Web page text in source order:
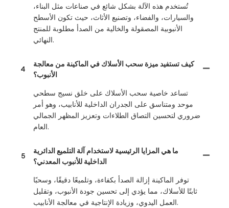
تُستخدم هذه الآلة بشكل شائع في صناعات مثل البناء،
والسيارات، والفضاء، وتصنيع الأثاث، حيث تكون الأسطح
الأنبوبية المصقولة والخالية من الصدأ مطلوبة للمنتج
النهائي.
4
كيف تستفيد ميزة سحب الأسلاك في الماكينة من معالجة
الأنبوب؟
تساعد خاصية سحب الأسلاك على خلق نسيج سطحي
موحد ومتناسق على الجدران الداخلية للأنابيب، وهو أمر
ضروري لتحسين التصاق الطلاءات وتعزيز المظهر الجمالي
العام.
5
ما هي المزايا الرئيسية لاستخدام آلة التلميع الدائرية
الداخلية للأنبوب المعدني؟
توفر الماكينة إزالة الصدأ بكفاءة، وتلميعًا دقيقًا، وسحبًا
ثابتًا للأسلاك، مما يؤدي إلى تحسين جودة الأنبوب، وتقليل
العمل اليدوي، وزيادة الإنتاجية في معالجة الأنابيب.